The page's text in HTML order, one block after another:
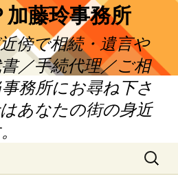
加藤玲事務所
傍で相続・遺言や
／手続代理／ご相
務所にお尋ね下さ
あなたの街の身近
検
索: